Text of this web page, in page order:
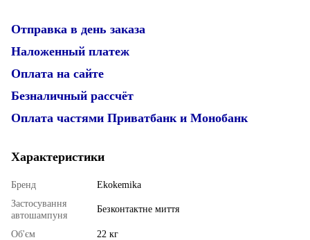
Отправка в день заказа
Наложенный платеж
Оплата на сайте
Безналичный рассчёт
Оплата частями Приватбанк и Монобанк
Характеристики
Бренд
Ekokemika
Застосування
автошампуня
Безконтактне миття
Об'єм
22 кг